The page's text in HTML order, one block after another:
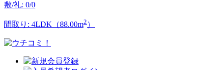
敷/礼: 0/0
間取り: 4LDK（88.00m2 ）